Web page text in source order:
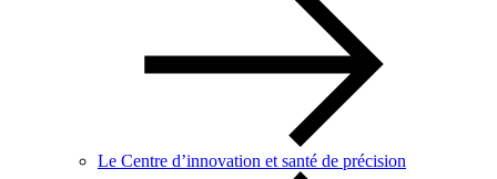
Le Centre d’innovation et santé de précision